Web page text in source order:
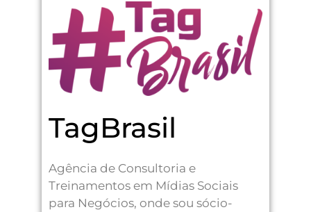
TagBrasil
Agência de Consultoria e
Treinamentos em Mídias Sociais
para Negócios, onde sou sócio-